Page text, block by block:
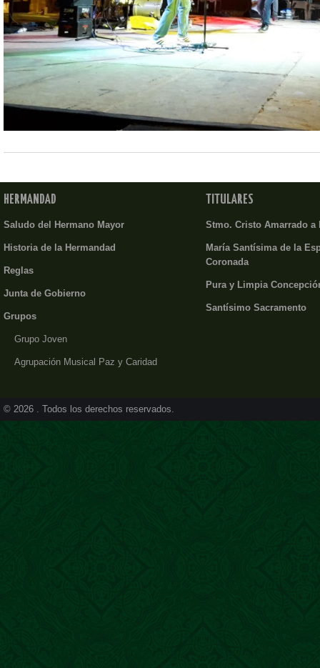
HERMANDAD
Saludo del Hermano Mayor
Historia de la Hermandad
Reglas
Junta de Gobierno
Grupos
Grupo Joven
Agrupación Musical Paz y Caridad
TITULARES
Stmo. Cristo Amarrado a
María Santísima de la
Coronada
Pura y Limpia
Santísimo Sacramento
© 2026 . Todos los derechos reservados.